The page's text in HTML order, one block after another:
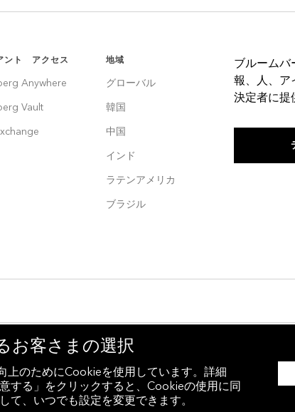
ント アクセス
Anywhere
Vault
地域
グローバル
韓国
中国
インド
ラテンアメリカ
ブラジル
ブルームバ
報、人、ア
決定者に提
。
キャリア Cookieの設定
お客さまの選択
上のためにCookieを使用しています。詳細
する」をクリックすると、Cookieの使用に同
、いつでも設定を変更できます。